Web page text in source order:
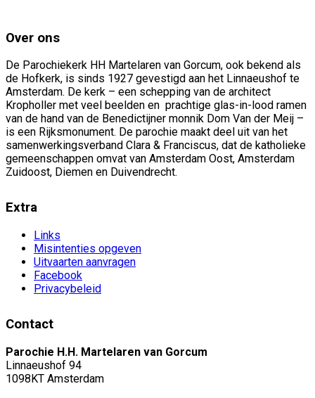
Over ons
De Parochiekerk HH Martelaren van Gorcum, ook bekend als
de Hofkerk, is sinds 1927 gevestigd aan het Linnaeushof te
Amsterdam. De kerk – een schepping van de architect
Kropholler met veel beelden en prachtige glas-in-lood ramen
van de hand van de Benedictijner monnik Dom Van der Meij –
is een Rijksmonument. De parochie maakt deel uit van het
samenwerkingsverband Clara & Franciscus, dat de katholieke
gemeenschappen omvat van Amsterdam Oost, Amsterdam
Zuidoost, Diemen en Duivendrecht.
Extra
Links
Misintenties opgeven
Uitvaarten aanvragen
Facebook
Privacybeleid
Contact
Parochie H.H. Martelaren van Gorcum
Linnaeushof 94
1098KT Amsterdam